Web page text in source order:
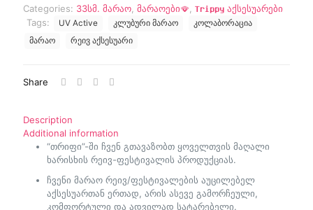
Categories: 33სმ. მარაო მარაოები🪭 𝐓𝐫𝐢𝐩𝐩𝐲 აქსესუარები
Tags:
UV Active კლუბური მარაო
კოლაბორაცია
მარაო
რეივ აქსესუარი
Share
Description
Additional information
“თრიფი”-ში ჩვენ გთავაზობთ ყოველთვის მაღალი
ხარისხის რეივ-ფესტივალის პროდუქციას.
ჩვენი მარაო რეივ/ფესტივალების აუცილებელ
აქსესუართან ერთად, არის ასევე გამორჩეული,
კომფორტული და ადვილად სატარებელი.